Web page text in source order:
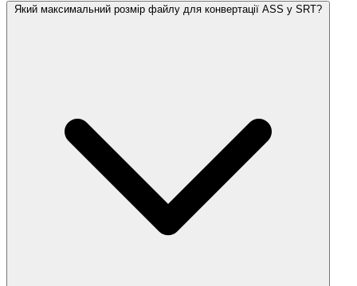
Який максимальний розмір файлу для конвертації ASS у SRT?